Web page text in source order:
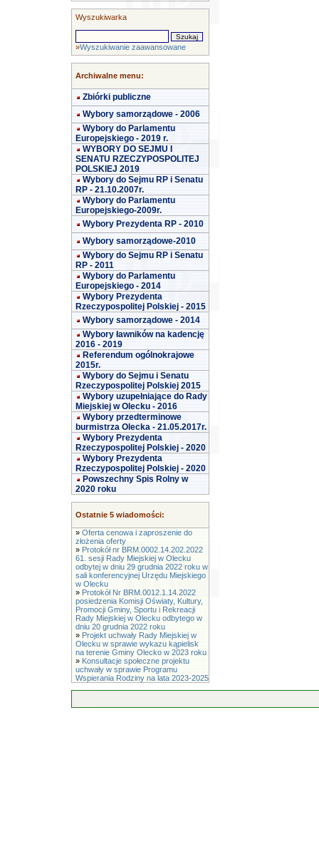
Wyszukiwarka
»Wyszukiwanie zaawansowane
Archiwalne menu:
Zbiórki publiczne
Wybory samorządowe - 2006
Wybory do Parlamentu
Europejskiego - 2019 r.
WYBORY DO SEJMU I
SENATU RZECZYPOSPOLITEJ
POLSKIEJ 2019
Wybory do Sejmu RP i Senatu
RP - 21.10.2007r.
Wybory do Parlamentu
Europejskiego-2009r.
Wybory Prezydenta RP - 2010
Wybory samorządowe-2010
Wybory do Sejmu RP i Senatu
RP - 2011
Wybory do Parlamentu
Europejskiego - 2014
Wybory Prezydenta
Rzeczypospolitej Polskiej - 2015
Wybory samorządowe - 2014
Wybory ławników na kadencję
2016 - 2019
Referendum ogólnokrajowe
2015r.
Wybory do Sejmu i Senatu
Rzeczypospolitej Polskiej 2015
Wybory uzupełniające do Rady
Miejskiej w Olecku - 2016
Wybory przedterminowe
burmistrza Olecka - 21.05.2017r.
Wybory Prezydenta
Rzeczypospolitej Polskiej - 2020
Wybory Prezydenta
Rzeczypospolitej Polskiej - 2020
Powszechny Spis Rolny w
2020 roku
Ostatnie 5 wiadomości:
» Oferta cenowa i zaproszenie do
złożenia oferty
» Protokół nr BRM.0002.14.202.2022
61. sesji Rady Miejskiej w Olecku
odbytej w dniu 29 grudnia 2022 roku w
sali konferencyjnej Urzędu Miejskiego
w Olecku
» Protokół Nr BRM.0012.1.14.2022
posiedzenia Komisji Oświaty, Kultury,
Promocji Gminy, Sportu i Rekreacji
Rady Miejskiej w Olecku odbytego w
dniu 20 grudnia 2022 roku
» Projekt uchwały Rady Miejskiej w
Olecku w sprawie wykazu kąpielisk
na terenie Gminy Olecko w 2023 roku
» Konsultacje społeczne projektu
uchwały w sprawie Programu
Wspierania Rodziny na lata 2023-2025